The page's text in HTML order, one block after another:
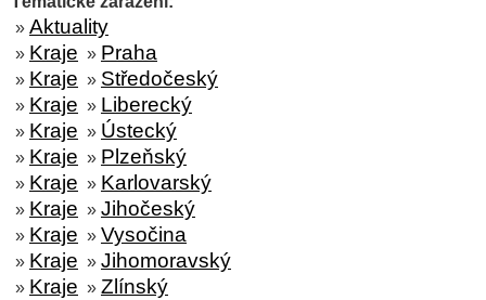
» Aktuality
» Kraje » Praha
» Kraje » Středočeský
» Kraje » Liberecký
» Kraje » Ústecký
» Kraje » Plzeňský
» Kraje » Karlovarský
» Kraje » Jihočeský
» Kraje » Vysočina
» Kraje » Jihomoravský
» Kraje » Zlínský